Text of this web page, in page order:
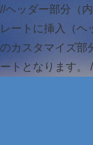
//ヘッダー部分（
レートに挿入（ヘ
のカスタマイズ部
ートとなります。